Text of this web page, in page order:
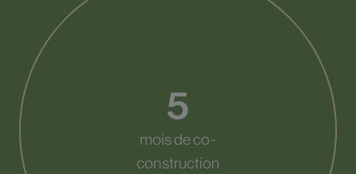
5
mois de co-
construction